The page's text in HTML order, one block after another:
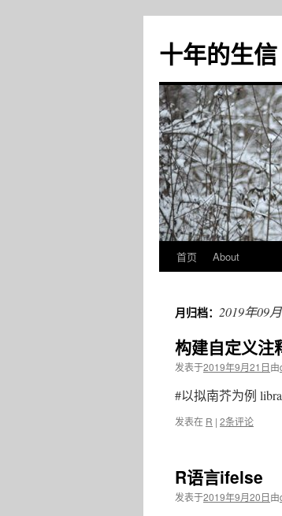
十年的生信
正
文
首页 About
月归档： 2019年09月
构建自定义
发表于2019年9月21日由
#以拟南芥为例
发表在 R | 2条评论
R语言ifelse
发表于2019年9月20日由